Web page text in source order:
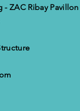
- ZAC Ribay Pavillon